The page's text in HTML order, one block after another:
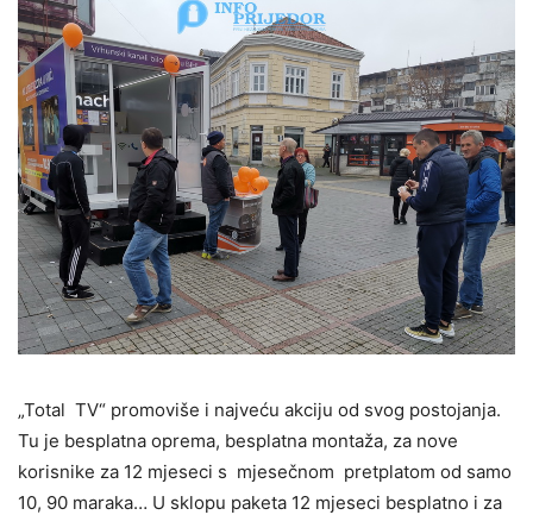
„Total TV“ promoviše i najveću akciju od svog postojanja.
Tu je besplatna oprema, besplatna montaža, za nove
korisnike za 12 mjeseci s mjesečnom pretplatom od samo
10, 90 maraka… U sklopu paketa 12 mjeseci besplatno i za